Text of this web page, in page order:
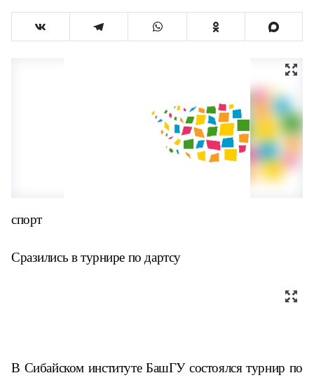
спорт
Сразились в турнире по дартсу
В Сибайском институте БашГУ состоялся турнир по